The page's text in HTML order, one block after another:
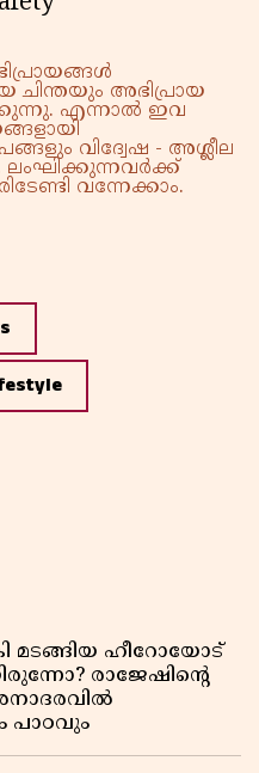
ചിന്തയും അഭിപ്രായ
എന്നാൽ ഇവ
വിദ്വേഷ - അശ്ലീല
ലംഘിക്കുന്നവർക്ക്
വന്നേക്കാം.
മടങ്ങിയ ഹീറോയോട്
രാജേഷിൻ്റെ
പാഠവും